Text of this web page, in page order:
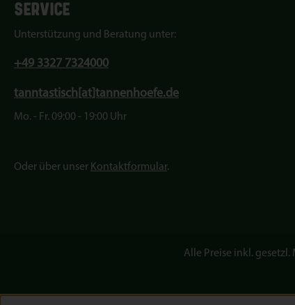
SERVICE
Unterstützung und Beratung unter:
+49 3327 7324000
tanntastisch[at]tannenhoefe.de
Mo. - Fr. 09:00 - 19:00 Uhr
Oder über unser Kontaktformular.
Alle Preise inkl.